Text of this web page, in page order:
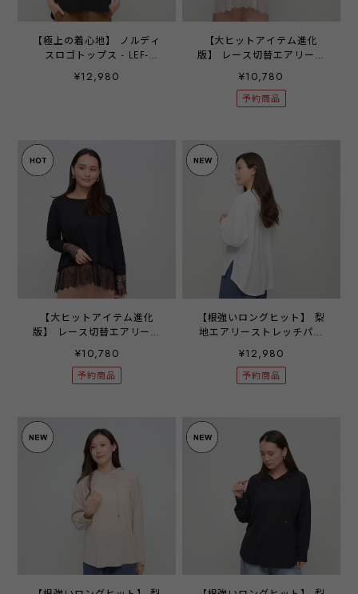
【極上の着心地】 ノルディ
スロゴトップス - LEF-
26103 ブラック ‐
¥12,980
【大ヒットアイテム進化
版】 レース切替エアリープ
ルオーバー ‐ LEQ-2695 オ
フ ‐
¥10,780
予約商品
【大ヒットアイテム進化
版】 レース切替エアリープ
ルオーバー ‐ LEQ-2695 ブ
ラック ‐
¥10,780
予約商品
【根強いロングヒット】 梨
地エアリーストレッチパー
カー - LEQ-2473C オフ ‐
¥12,980
予約商品